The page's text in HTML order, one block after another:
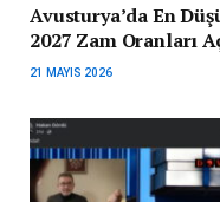
Avusturya’da En
2027 Zam Oranları
21 MAYIS 2026